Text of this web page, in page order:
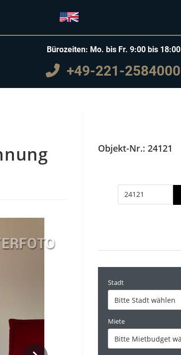
Bürozeiten: Mo. bis Fr. 9:00 bis 18:00
+49-221-2584000
Objekt-Nr.: 24121
Stadt
Miete